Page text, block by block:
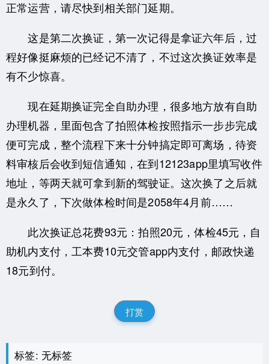
正常运营，请尽快到相关部门延期。
这是第二次换证，第一次记得是拿证六年后，过
程好像挺麻烦的已经记不清了，不过这次换证效率是
有不少惊喜。
现在延期换证完全自助办理，很多地方放有自助
办理机器，里面包含了拍照体检按照指示一步步完成
便可完成，整个流程下来十分钟搞定即可离场，待资
料审核后会收到短信通知，在到12123app里填写收件
地址，等两天就可拿到新的驾驶证。这次换了之后就
是永久了，下次做体检时间是2058年4月前……
此次换证总花费93元：拍照20元，体检45元，自
助机内支付，工本费10元交管app内支付，邮政快递
18元到付。
打赏
标签: 无标签